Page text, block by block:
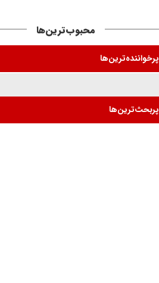
از انکار هویت تا اتهام جاسوسی
محبوب‌ترین‌ها
پرخواننده‌ترین‌ها
پربحث‌ترین‌ها